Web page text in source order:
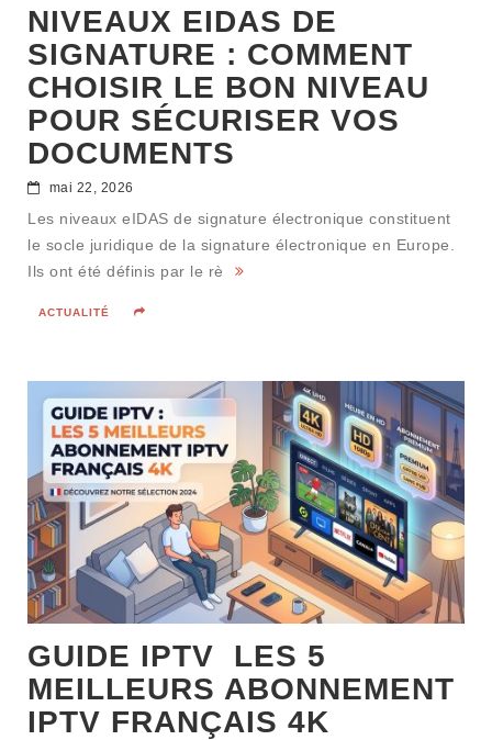
NIVEAUX EIDAS DE
SIGNATURE : COMMENT
CHOISIR LE BON NIVEAU
POUR SÉCURISER VOS
DOCUMENTS
mai 22, 2026
Les niveaux eIDAS de signature électronique constituent
le socle juridique de la signature électronique en Europe.
Ils ont été définis par le rè
ACTUALITÉ
GUIDE IPTV LES 5
MEILLEURS ABONNEMENT
IPTV FRANÇAIS 4K